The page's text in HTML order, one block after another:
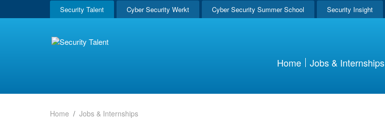
Security Talent Cyber Security Werkt Cyber Security Summer School Security Insight
Home Jobs & Internships
Home Jobs & Internships